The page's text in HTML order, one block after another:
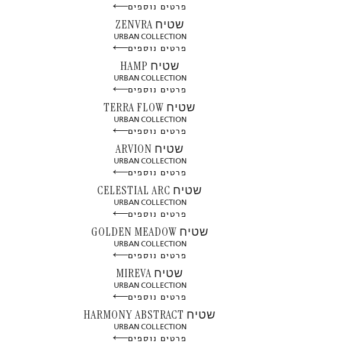
פרטים נוספים
שטיח ZENVRA
URBAN COLLECTION
פרטים נוספים
שטיח HAMP
URBAN COLLECTION
פרטים נוספים
שטיח TERRA FLOW
URBAN COLLECTION
פרטים נוספים
שטיח ARVION
URBAN COLLECTION
פרטים נוספים
שטיח CELESTIAL ARC
URBAN COLLECTION
פרטים נוספים
שטיח GOLDEN MEADOW
URBAN COLLECTION
פרטים נוספים
שטיח MIREVA
URBAN COLLECTION
פרטים נוספים
שטיח HARMONY ABSTRACT
URBAN COLLECTION
פרטים נוספים